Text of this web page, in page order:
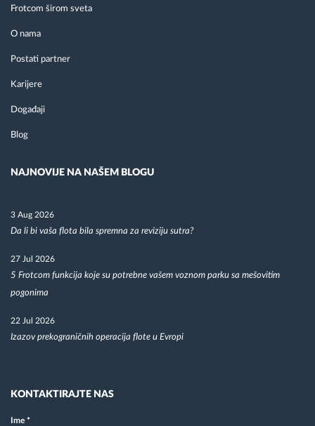
Frotcom širom sveta
O nama
Postati partner
Karijere
Događaji
Blog
NAJNOVIJE NA NAŠEM BLOGU
3 Aug 2026
Da li bi vaša flota bila spremna za reviziju sutra?
27 Jul 2026
5 Frotcom funkcija koje su potrebne vašem voznom parku sa mešovitim
pogonima
22 Jul 2026
Izazov prekograničnih operacija flote u Evropi
KONTAKTIRAJTE NAS
Ime *